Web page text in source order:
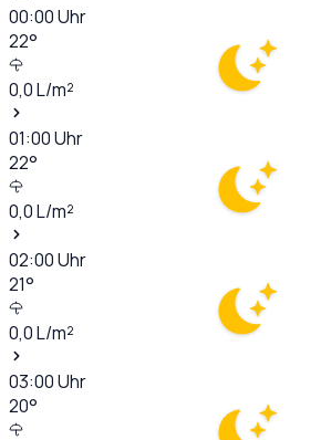
00:00Uhr
22°
0,0L/m²
01:00Uhr
22°
0,0L/m²
02:00Uhr
21°
0,0L/m²
03:00Uhr
20°